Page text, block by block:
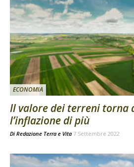
ECONOMIA
Il valore dei terreni torna
l’inflazione di più
Di Redazione Terra e Vita 7 Settembre 2022